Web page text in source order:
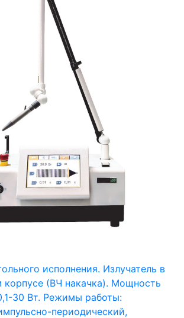
исполнения. Излучатель в
корпусе (ВЧ накачка). Мощность
30 Вт. Режимы работы:
периодический,